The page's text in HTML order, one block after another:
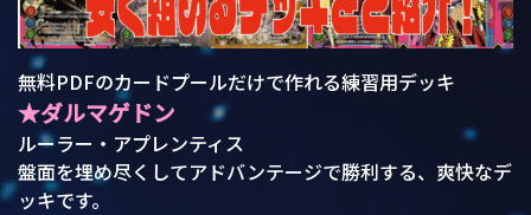
無料PDFのカードプールだけで作れる練習用デッキ
★ダルマゲドン
ルーラー・アプレンティス
盤面を埋め尽くしてアドバンテージで勝利する、爽快なデ
ッキです。